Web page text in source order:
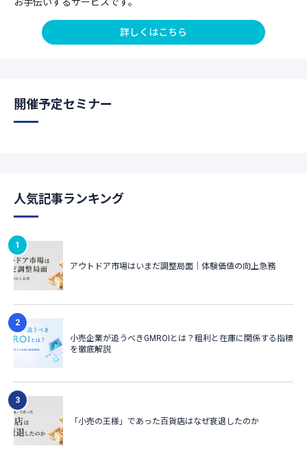
詳しくはこちら
開催予定セミナー
人気記事ランキング